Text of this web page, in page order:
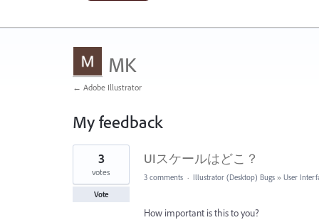
MK
← Adobe Illustrator
My feedback
1
found
UIスケールはどこ？
3
votes
Vote
3 comments · Illustrator (Desktop) Bugs » User
How important is this to you?